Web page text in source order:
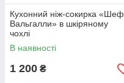
Кухонний ніж-сокирка «Шеф
Вальгалли» в шкіряному
чохлі
В наявності
1 200 ₴